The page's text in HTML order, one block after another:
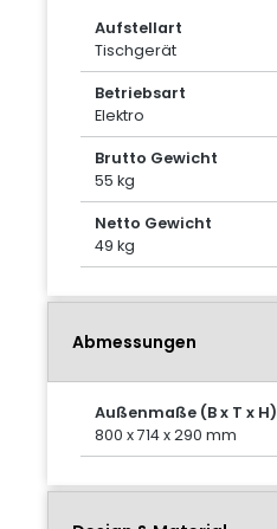
Aufstellart
Tischgerät
Betriebsart
Elektro
Brutto Gewicht
55 kg
Netto Gewicht
49 kg
Abmessungen
Außenmaße (B x T x H)
800 x 714 x 290 mm